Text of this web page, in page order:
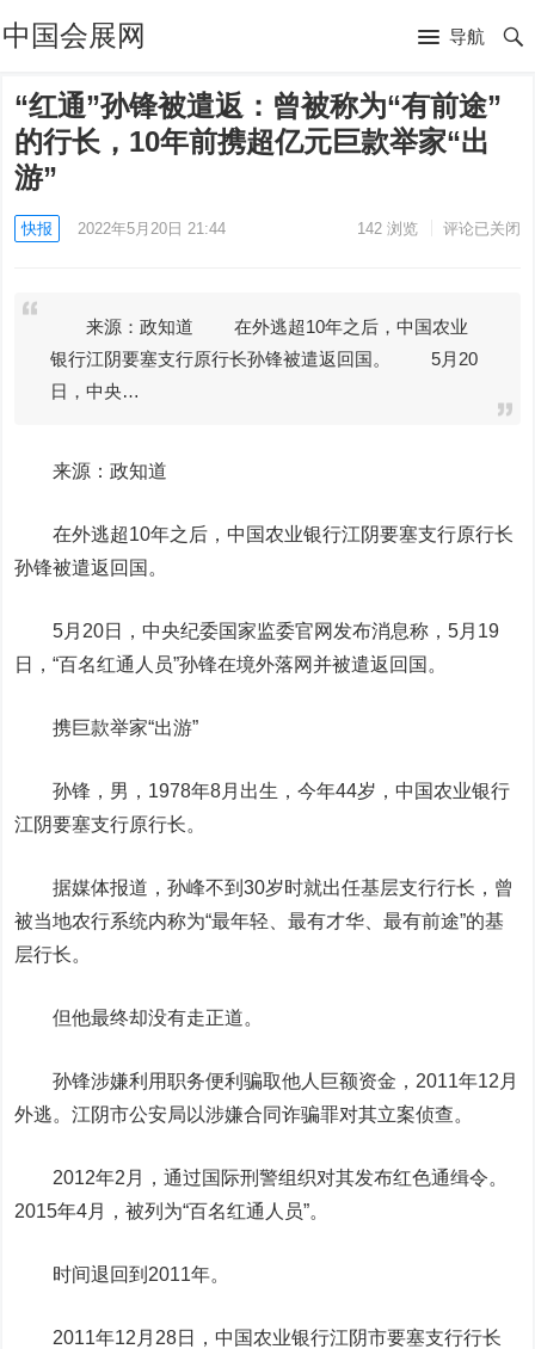
中国会展网 导航
“红通”孙锋被遣返：曾被称为“有前途”
的行长，10年前携超亿元巨款举家“出
游”
快报 2022年5月20日 21:44 142浏览 评论已关闭
来源：政知道 在外逃超10年之后，中国农业
银行江阴要塞支行原行长孙锋被遣返回国。 5月20
日，中央…
来源：政知道
在外逃超10年之后，中国农业银行江阴要塞支行原行长
孙锋被遣返回国。
5月20日，中央纪委国家监委官网发布消息称，5月19
日，“百名红通人员”孙锋在境外落网并被遣返回国。
携巨款举家“出游”
孙锋，男，1978年8月出生，今年44岁，中国农业银行
江阴要塞支行原行长。
据媒体报道，孙峰不到30岁时就出任基层支行行长，曾
被当地农行系统内称为“最年轻、最有才华、最有前途”的基
层行长。
但他最终却没有走正道。
孙锋涉嫌利用职务便利骗取他人巨额资金，2011年12月
外逃。江阴市公安局以涉嫌合同诈骗罪对其立案侦查。
2012年2月，通过国际刑警组织对其发布红色通缉令。
2015年4月，被列为“百名红通人员”。
时间退回到2011年。
2011年12月28日，中国农业银行江阴市要塞支行行长